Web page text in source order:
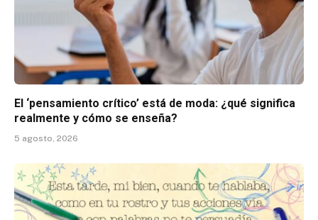
El ‘pensamiento crítico’ está de moda: ¿qué significa
realmente y cómo se enseña?
5 agosto, 2026